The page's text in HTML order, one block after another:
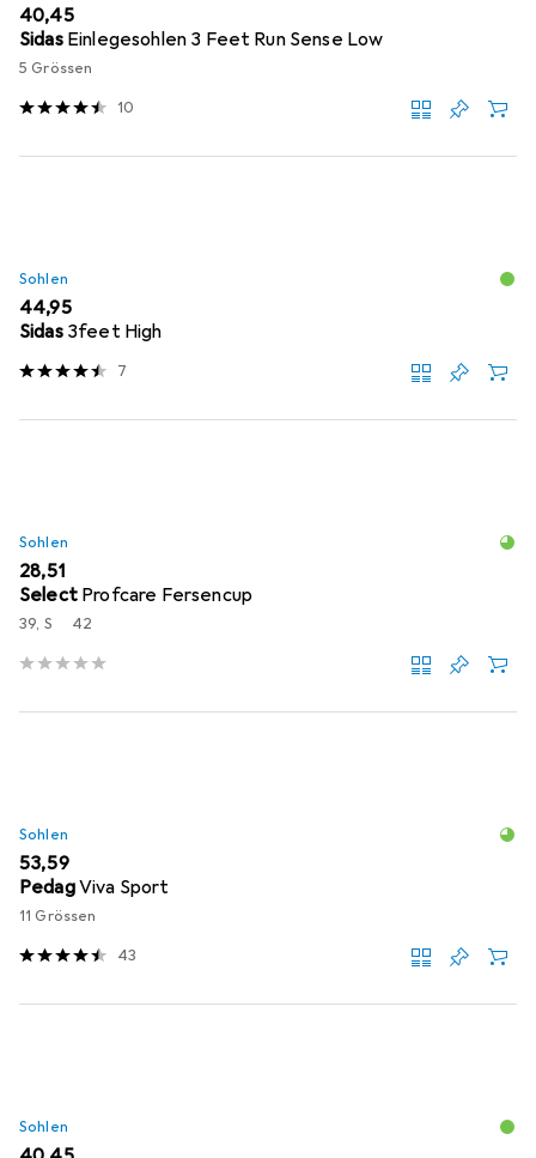
EUR
40,45
Sidas Einlegesohlen 3 Feet Run Sense Low
5 Grössen
10
Sohlen
EUR
44,95
Sidas 3feet High
7
Sohlen
EUR
28,51
Select Profcare Fersencup
39, S 42
Sohlen
EUR
53,59
PedagViva Sport
11 Grössen
43
Sohlen